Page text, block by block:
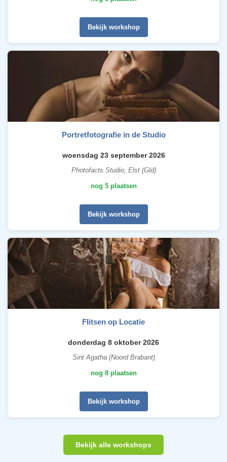
Bekijk workshop
Portretfotografie in de Studio
woensdag 23 september 2026
Photofacts Studio, Elst (Gld)
nog 5 plaatsen
Bekijk workshop
Flitsen op Locatie
donderdag 8 oktober 2026
Sint Agatha (Noord Brabant)
nog 8 plaatsen
Bekijk workshop
Bekijk alle workshops